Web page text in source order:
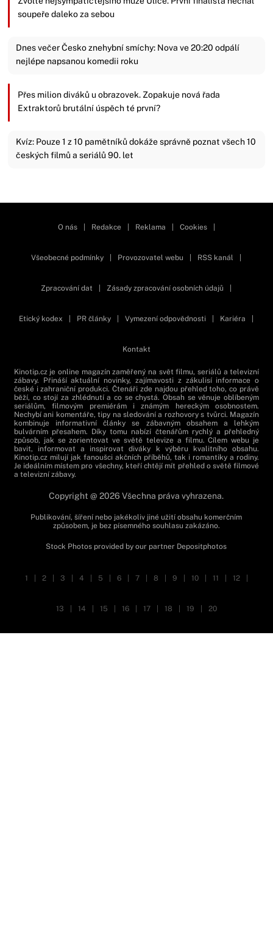
soupeře daleko za sebou
Dnes večer Česko znehybní smíchy: Nova ve 20:20 odpálí
nejlépe napsanou komedii roku
Přes milion diváků u obrazovek. Zopakuje nová řada
Extraktorů brutální úspěch té první?
Kvíz: Pouze 1 z 10 pamětníků dokáže správně poznat všech 10
českých filmů a seriálů 90. let
O nás Redakce Reklama Cookies
Všeobecné podmínky Provozovatel webu RSS kanál
Zpracování dat Zásady zpracování osobních údajů
Etický kodex PR články Vymezení odpovědnosti Kariéra
Kontakt
Kinotip.cz je online magazín zaměřený na svět filmu, seriálů a televizní
zábavy. Přináší aktuální novinky, zajímavosti z zákulisí informace o
české i zahraniční produkci. Čtenáři zde najdou přehled toho, co právě
běží, co stojí za zhlédnutí a co se chystá. Obsah se věnuje oblíbeným
seriálům, filmovým premiérám i známým hereckým osobnostem.
Nechybí ani komentáře, tipy na sledování a rozhovory s tvůrci. Magazín
kombinuje informativní články se zábavným obsahem a lehkým
bulvárním přesahem. Díky tomu nabízí čtenářům rychlý a přehledný
způsob, jak se zorientovat ve světě televize a filmu. Cílem webu je
bavit, informovat a inspirovat diváky k výběru kvalitního obsahu.
Kinotip.cz milují jak fanoušci akčních příběhů, tak i romantiky a rodiny.
Je ideálním místem pro všechny, kteří chtějí mít přehled o světě filmové
a televizní zábavy.
Copyright @ 2026 Všechna práva vyhrazena.
Publikování, šíření nebo jakékoliv jiné užití obsahu komerčním
způsobem, je bez písemného souhlasu zakázáno.
Stock Photos provided by our partner Depositphotos
1 2 3 4 5 6 7 8 9 10 11 12
13 14 15 16 17 18 19 20